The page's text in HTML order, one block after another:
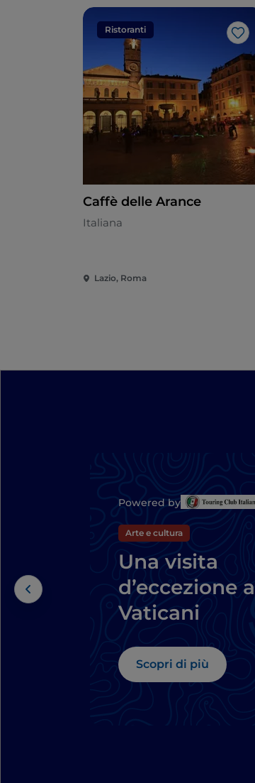
Ristoranti
Like
Caffè delle Arance
Italiana
Lazio, Roma
Powered by
Arte e cultura
Una visita
d’eccezione
Vaticani
Scopri di più